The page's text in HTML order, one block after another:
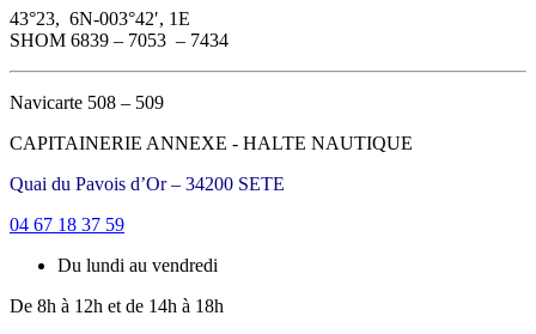
43°23, 6N-003°42′, 1E
SHOM 6839 – 7053 – 7434
Navicarte 508 – 509
CAPITAINERIE ANNEXE - HALTE NAUTIQUE
Quai du Pavois d’Or – 34200 SETE
04 67 18 37 59
Du lundi au vendredi
De 8h à 12h et de 14h à 18h